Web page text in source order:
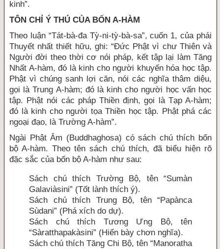
kinh”.
TÔN CHỈ Ý THÚ CỦA BỐN A-HÀM
Theo luận “Tát-bà-đa Tỳ-ni-tỳ-bà-sa”, cuốn 1, của phái
Thuyết nhất thiết hữu, ghi: “Đức Phật vì chư Thiên và
Người đời theo thời cơ nói pháp, kết tập lại làm Tăng
Nhất A-hàm, đó là kinh cho người khuyến hóa học tập.
Phật vì chúng sanh lợi căn, nói các nghĩa thâm diệu,
gọi là Trung A-hàm; đó là kinh cho người học vấn học
tập. Phật nói các pháp Thiền định, gọi là Tạp A-hàm;
đó là kinh cho người tọa Thiền học tập. Phật phá các
ngoại đạo, là Trường A-hàm”.
Ngài Phật Âm (Buddhaghosa) có sách chú thích bốn
bộ A-hàm. Theo tên sách chú thích, đã biểu hiện rõ
đặc sắc của bốn bộ A-hàm như sau:
Sách chú thích Trường Bộ, tên “Sumàn
Galaviàsini” (Tốt lành thích ý).
Sách chú thích Trung Bộ, tên “Papànca
Sùdani” (Phá xích do dự).
Sách chú thích Tương Ưng Bộ, tên
“Sàratthapakàsini” (Hiển bày chơn nghĩa).
Sách chú thích Tăng Chi Bộ, tên “Manoratha